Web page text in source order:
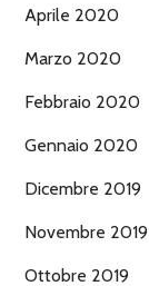
Aprile 2020
Marzo 2020
Febbraio 2020
Gennaio 2020
Dicembre 2019
Novembre 2019
Ottobre 2019